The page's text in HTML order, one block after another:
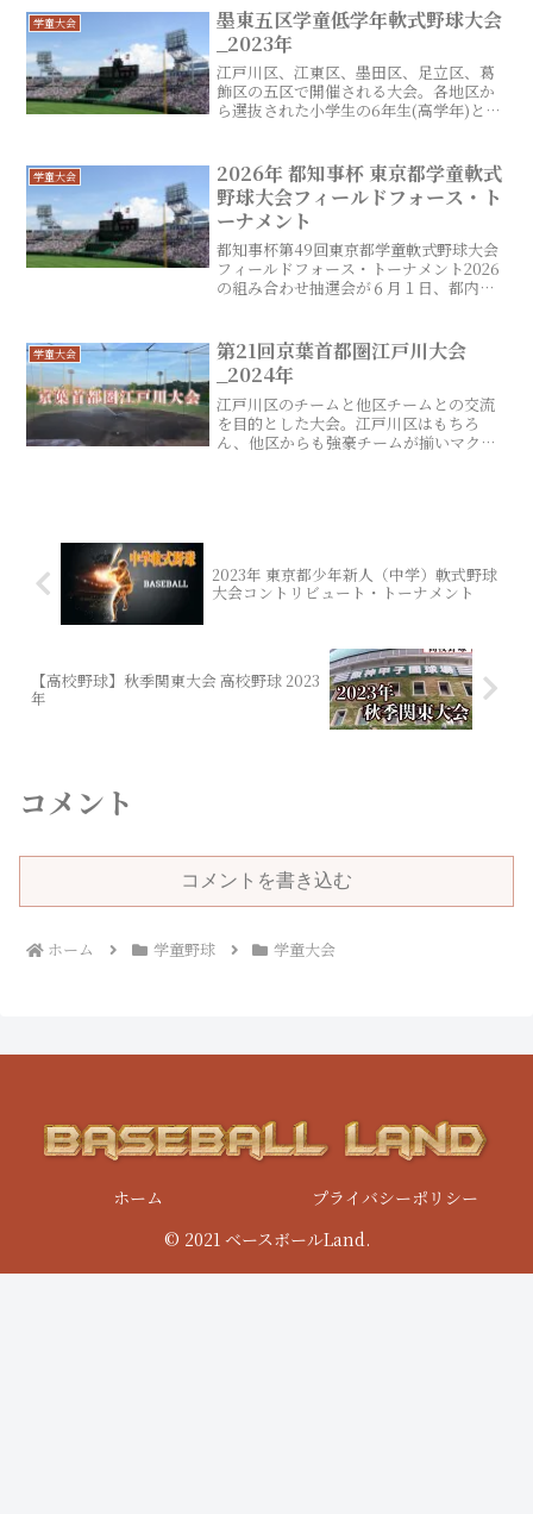
に、宿坊に宿泊し、小学生球児としての
精神修養やスポーツマンシップの精神を
学ぶ事を目的に開催されている。
学童大会
墨東五区学童低学年軟式野球大会
_2023年
江戸川区、江東区、墨田区、足立区、葛
飾区の五区で開催される大会。各地区か
ら選抜された小学生の6年生(高学年)と4
学童大会
2026年 都知事杯 東京都学童軟式
野球大会フィールドフォース・ト
ーナメント
都知事杯第49回東京都学童軟式野球大会
フィールドフォース・トーナメント2026
の組み合わせ抽選会が６月１日、都内で
ーツ（目黒区）、一昨年優勝の船橋フェ
ニックス（世田谷区）、昨秋の新人戦優
勝のレッドファイヤーズ（足立区）、古
豪の大塚スネイクス（豊島区）のほか、
全日本学童大会マクドナルド・トーナメ
ントの都大会出場を逃したチームも多
学童大会
第21回京葉首都圏江戸川大会
_2024年
江戸川区のチームと他区チームとの交流
を目的とした大会。江戸川区はもちろ
ん、他区からも強豪チームが揃いマクド
2023年 東京都少年新人（中学）軟式野球
大会コントリビュート・トーナメント
【高校野球】秋季関東大会 高校野球 2023
年
コメント
コメントを書き込む
ホーム 学童野球 学童大会
ホーム
プライバシーポリシー
© 2021 ベースボールLand.